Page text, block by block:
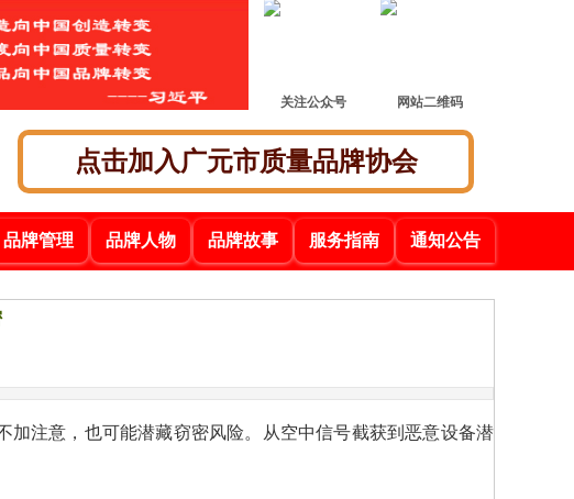
关注公众号 网站二维码
点击加入广元市质量品牌协会
服务指南 通知公告
品牌人物 品牌故事
品牌管理
注意，也可能潜藏窃密风险。从空中信号截获到恶意设备潜